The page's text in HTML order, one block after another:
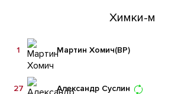
Химки-м
Мартин Хомич(ВР)
1
Александр Суслин
27